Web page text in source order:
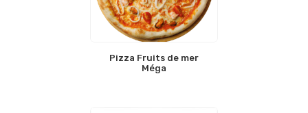
Pizza Fruits de mer
Méga